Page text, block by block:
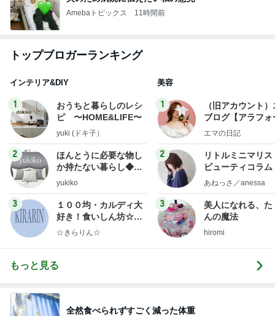
Amebaトピックス 11時間前
トップブロガーランキング
インテリア&DIY
1
おうちと暮らしのレシ
ピ 〜HOME&LIFE〜
yuki (ドキ子）
2
ほんとうに必要な物し
か持たない暮らし◆Ke
ep Life Simple◆〜イ
yukiko
3
１００均・カルディ大
好き！食いしん坊☆き
らりん☆のブログ
☆きらりん☆
美容
1
（旧アカウント
ブログ【アラフォ
社売却セカンドラ
エマの日記
2
リトルミニマリス
ビューティコラ
little
あねっさ／anessa
3
美人になれる、た
んの魔法
hiromi
もっと見る
全然食べられずすごく減った体重